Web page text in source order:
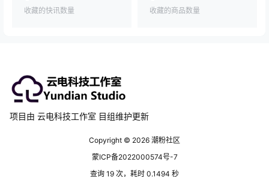
收藏的快讯数量 收藏的商品数量
项目由 云电科技工作室 目组维护更新
Copyright © 2026 潮粉社区
蒙ICP备2022000574号-7
查询 19 次，耗时 0.1494 秒